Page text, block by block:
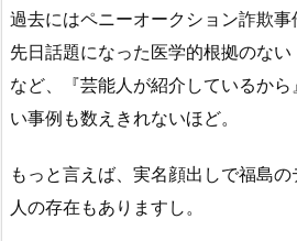
過去にはペニーオークション詐欺事
先日話題になった医学的根拠のない
など、『芸能人が紹介しているか
い事例も数えきれないほど。
もっと言えば、実名顔出しで福島
人の存在もありますし。